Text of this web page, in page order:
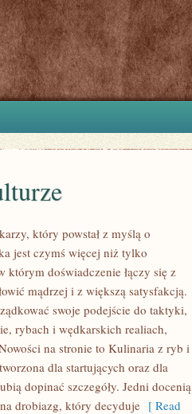
który powstał z myślą o
jest czymś więcej niż tylko
którym doświadczenie łączy się z
mądrzej i z większą satysfakcją.
swoje podejście do taktyki,
rybach i wędkarskich realiach,
na stronie to Kulinaria z ryb i
dla startujących oraz dla
dopinać szczegóły. Jedni docenią
drobiazg, który decyduje [ Read